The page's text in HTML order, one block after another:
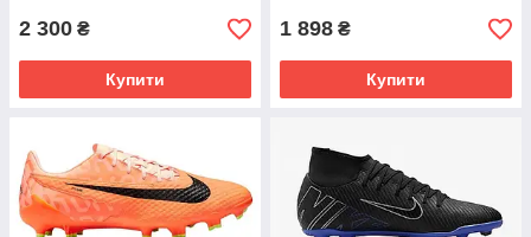
2 300 ₴
Купити
1 898 ₴
Купити